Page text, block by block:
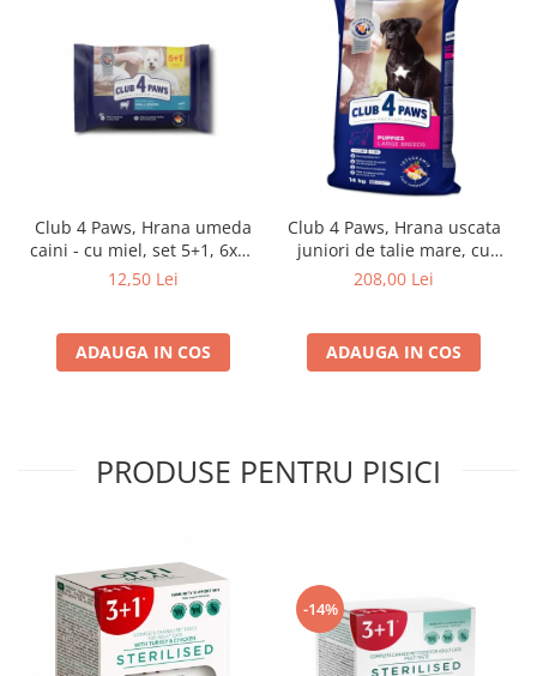
Club 4 Paws, Hrana umeda
caini - cu miel, set 5+1, 6x80
g
12,50 Lei
ADAUGA IN COS
Club 4 Paws, Hrana uscata
juniori de talie mare, cu
pui, 14kg
208,00 Lei
ADAUGA IN COS
PRODUSE PENTRU PISICI
-14%